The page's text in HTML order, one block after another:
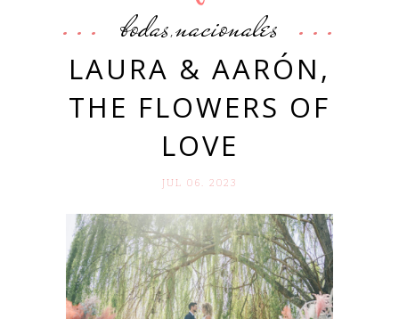
bodas,nacionales
LAURA & AARÓN,
THE FLOWERS OF
LOVE
JUL 06. 2023